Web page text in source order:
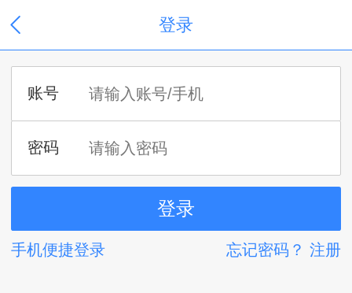
登录
手机便捷登录 忘记密码？ 注册